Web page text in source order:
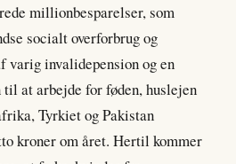
millionbesparelser, som
socialt overforbrug og
varig invalidepension og en
at arbejde for føden, huslejen
Tyrkiet og Pakistan
kroner om året. Hertil kommer